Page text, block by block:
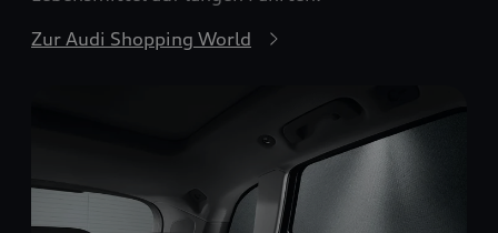
Zur Audi Shopping World